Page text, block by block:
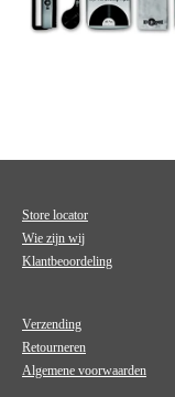
Store locator
Wie zijn wij
Klantbeoordeling
Verzending
Retourneren
Algemene voorwaarden